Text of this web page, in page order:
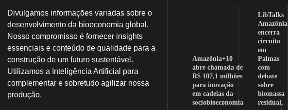
Divulgamos informações variadas sobre o
desenvolvimento da bioeconomia global.
Nosso compromisso é fornecer insights
essenciais e conteúdo de qualidade para a
construção de um futuro sustentável.
Utilizamos a Inteligência Artificial para
complementar e sobretudo agilizar nossa
produção.
Amazônia+10
abre chamada de
R$ 107,1 milhões
para inovação
em cadeias da
sociobioeconomia
LibTalks
Amazônia
encerra
circuito
em
Palmas
com
debate
sobre
biomassa
residual,